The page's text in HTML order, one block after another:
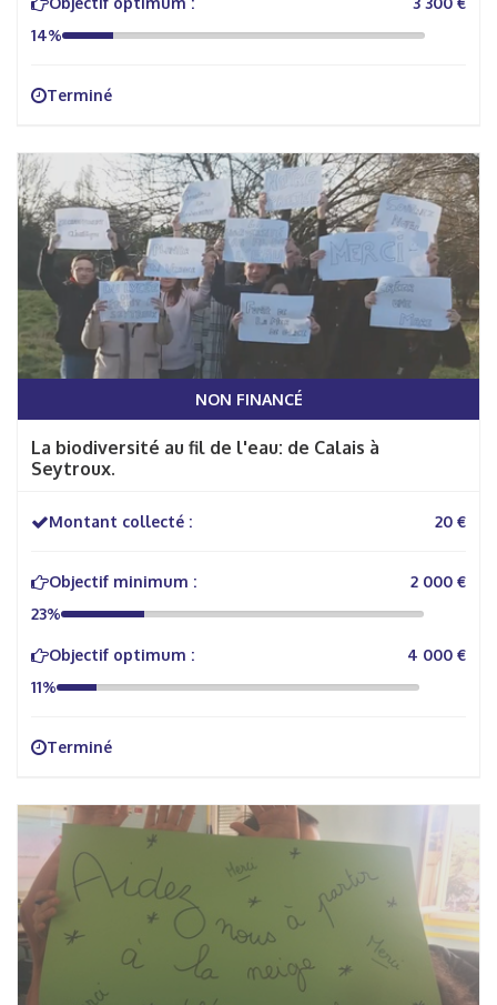
14%
Terminé
NON FINANCÉ
La biodiversité au fil de l'eau: de Calais à
Seytroux.
Montant collecté : 20 €
Objectif minimum :
2 000 €
23%
Objectif optimum :
4 000 €
11%
Terminé